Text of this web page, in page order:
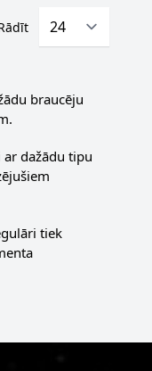
braucēju
dažādu tipu
tiek